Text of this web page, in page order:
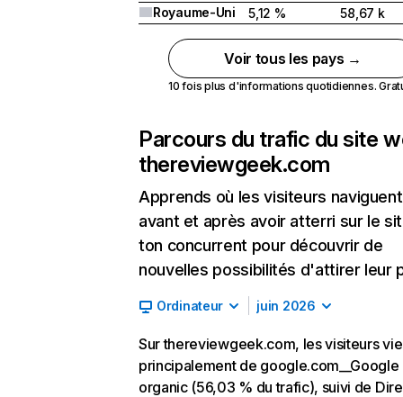
Royaume-Uni
5,12 % 58,67 k
Voir tous les pays →
10 fois plus d'informations quotidiennes.
Parcours du trafic du site
thereviewgeek.com
Apprends où les visiteurs naviguent
avant et après avoir atterri sur le
ton concurrent pour découvrir de
nouvelles possibilités d'attirer leur
Ordinateur juin 2026
Sur thereviewgeek.com, les visiteurs
principalement de google.com__Google
organic (56,03 % du trafic), suivi de